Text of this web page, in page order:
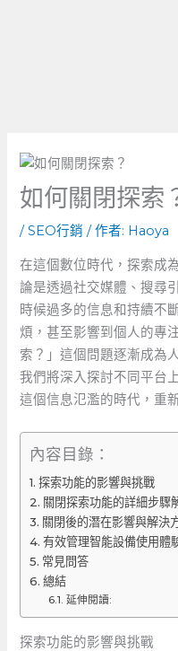
如何關閉探索
/SEO行銷 / 作者: Haoya
在這個數位時代，探索成
論是透過社交媒體、搜尋
時候過多的信息和持續不
煩，甚至影響到個人的專
索？」這個問題逐漸成為
我們將深入探討不同平台
這個信息氾濫的時代，重
內容目錄：
探索功能的影響與挑戰
關閉探索功能的詳細步驟
關閉後的潛在影響與解決
有效管理智能設備使用體
常見問答
總結
延伸閱讀:
探索功能的影響與挑戰